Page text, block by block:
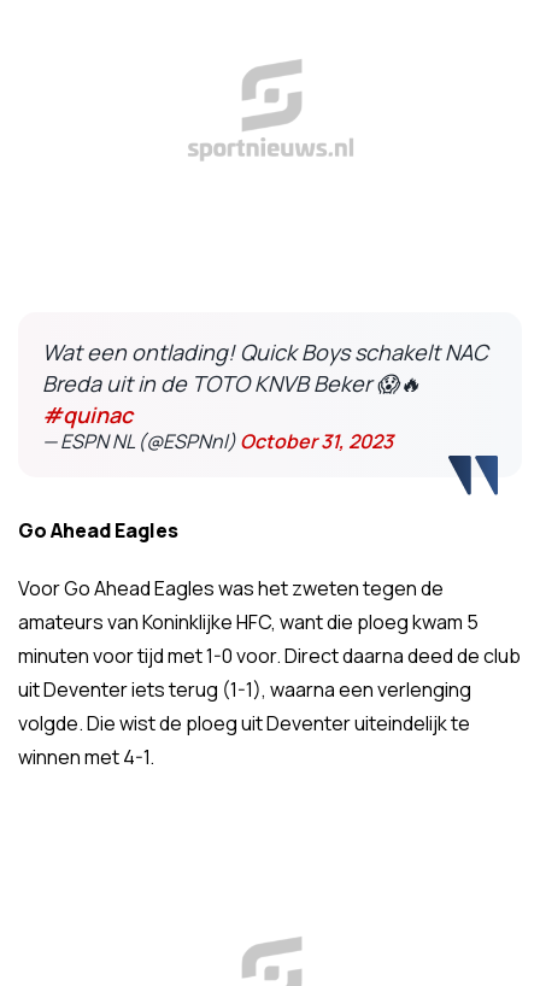
Wat een ontlading! Quick Boys schakelt NAC
Breda uit in de TOTO KNVB Beker 😱🔥
#quinac
— ESPN NL (@ESPNnl)October 31, 2023
Go Ahead Eagles
Voor Go Ahead Eagles was het zweten tegen de
amateurs van Koninklijke HFC, want die ploeg kwam 5
minuten voor tijd met 1-0 voor. Direct daarna deed de club
uit Deventer iets terug (1-1), waarna een verlenging
volgde. Die wist de ploeg uit Deventer uiteindelijk te
winnen met 4-1.